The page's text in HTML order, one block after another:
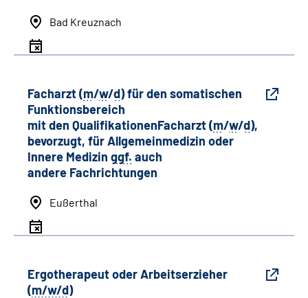
Bad Kreuznach
Facharzt (m/w/d) für den somatischen
Funktionsbereich
mit den QualifikationenFacharzt (m/w/d),
bevorzugt, für Allgemeinmedizin oder
Innere Medizin ggf. auch
andere Fachrichtungen
Eußerthal
Ergotherapeut oder Arbeitserzieher
(m/w/d)